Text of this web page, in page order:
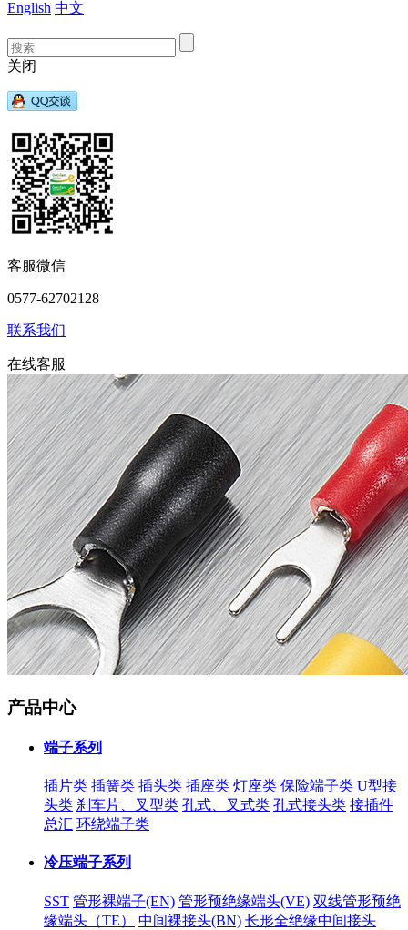
English 中文
关闭
客服微信
0577-62702128
联系我们
在线客服
产品中心
端子系列
插片类 插簧类 插头类 插座类 灯座类 保险端子类 U型接
头类 刹车片、叉型类 孔式、叉式类 孔式接头类 接插件
总汇 环绕端子类
冷压端子系列
SST 管形裸端子(EN) 管形预绝缘端头(VE) 双线管形预绝
缘端头（TE）
中间裸接头(BN) 长形全绝缘中间接头